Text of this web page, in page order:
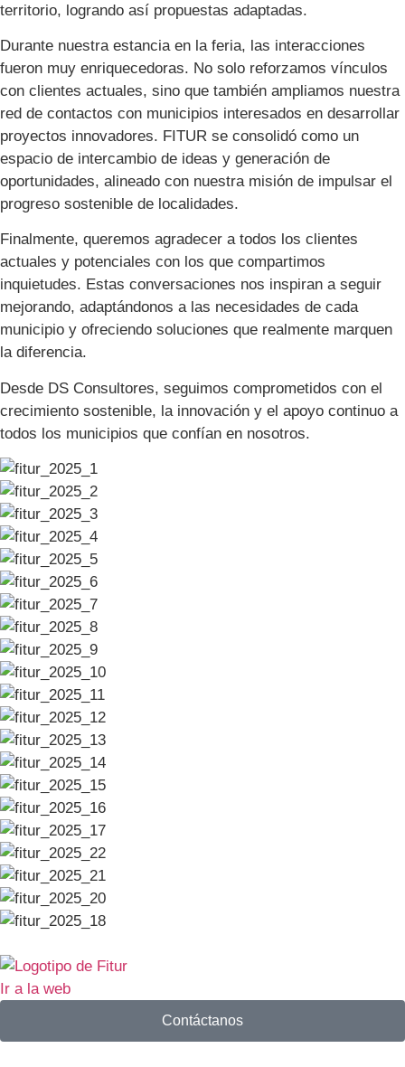
territorio, logrando así propuestas adaptadas.
Durante nuestra estancia en la feria, las interacciones
fueron muy enriquecedoras. No solo reforzamos vínculos
con clientes actuales, sino que también ampliamos nuestra
red de contactos con municipios interesados en desarrollar
proyectos innovadores. FITUR se consolidó como un
espacio de intercambio de ideas y generación de
oportunidades, alineado con nuestra misión de impulsar el
progreso sostenible de localidades.
Finalmente, queremos agradecer a todos los clientes
actuales y potenciales con los que compartimos
inquietudes. Estas conversaciones nos inspiran a seguir
mejorando, adaptándonos a las necesidades de cada
municipio y ofreciendo soluciones que realmente marquen
la diferencia.
Desde DS Consultores, seguimos comprometidos con el
crecimiento sostenible, la innovación y el apoyo continuo a
todos los municipios que confían en nosotros.
Ir a la web
Contáctanos